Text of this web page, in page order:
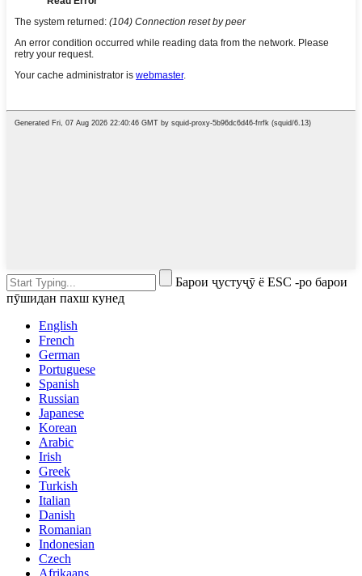
Барои ҷустуҷӯ ё ESC -ро барои
пӯшидан пахш кунед
English
French
German
Portuguese
Spanish
Russian
Japanese
Korean
Arabic
Irish
Greek
Turkish
Italian
Danish
Romanian
Indonesian
Czech